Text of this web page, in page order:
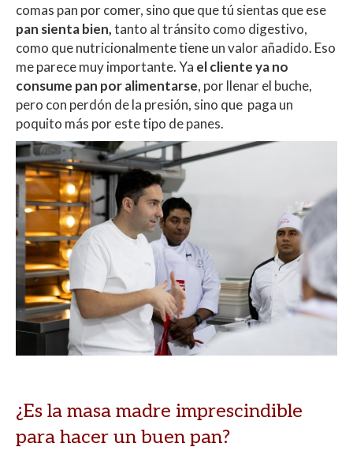
comas pan por comer, sino que que tú sientas que ese
pan sienta bien,tanto al tránsito como digestivo,
como que nutricionalmente tiene un valor añadido. Eso
me parece muy importante. Ya el cliente ya no
consume pan por alimentarse, por llenar el buche,
pero con perdón de la presión, sino que paga un
poquito más por este tipo de panes.
¿Es la masa madre imprescindible
para hacer un buen pan?